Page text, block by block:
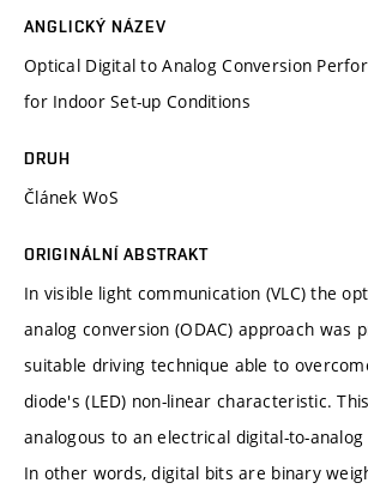
ANGLICKÝ NÁZEV
Optical Digital to Analog Conversion
for Indoor Set-up Conditions
DRUH
Článek WoS
ORIGINÁLNÍ ABSTRAKT
In visible light communication (VLC) the
analog conversion (ODAC) approach was
suitable driving technique able to
diode's (LED) non-linear characteristic.
analogous to an electrical digital-to-analog
In other words, digital bits are binary